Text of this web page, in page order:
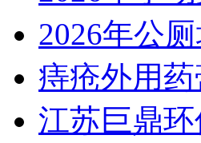
2026年公
痔疮外用
江苏巨鼎